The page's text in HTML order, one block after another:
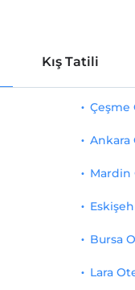
Kış Tatili
Çeşme
Ankara
Mardin
Bursa
Lara